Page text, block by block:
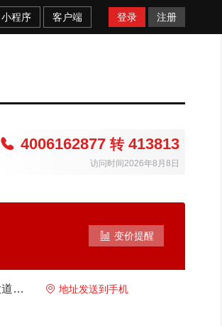
小程序 客户端 登录 注册
 4006162877 转413813
访问时间2026年8月8日
 变价提醒
安义 龙津学校向东300米（学府大道与建设东路交汇处）  地址发送到手机